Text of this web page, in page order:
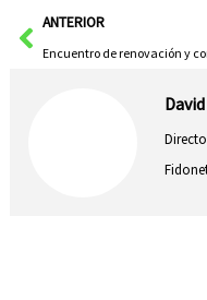
AntANTERIOR